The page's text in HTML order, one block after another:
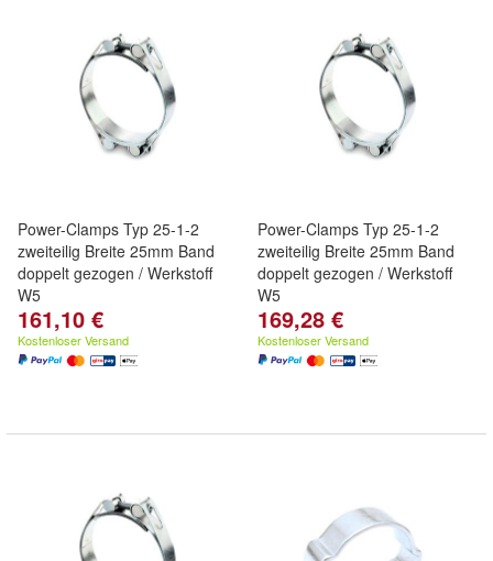
Power-Clamps Typ 25-1-2
zweiteilig Breite 25mm Band
doppelt gezogen / Werkstoff
W5
161,10 €
Kostenloser Versand
Power-Clamps Typ 25-1-2
zweiteilig Breite 25mm Band
doppelt gezogen / Werkstoff
W5
169,28 €
Kostenloser Versand